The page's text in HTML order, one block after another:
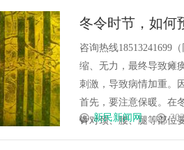
冬令时节，如何
咨询热线18513241699
缩、无力，最终导致瘫
刺激，导致病情加重。
首先，要注意保暖。在
针对颈、腰、腿等部位
新民新闻网